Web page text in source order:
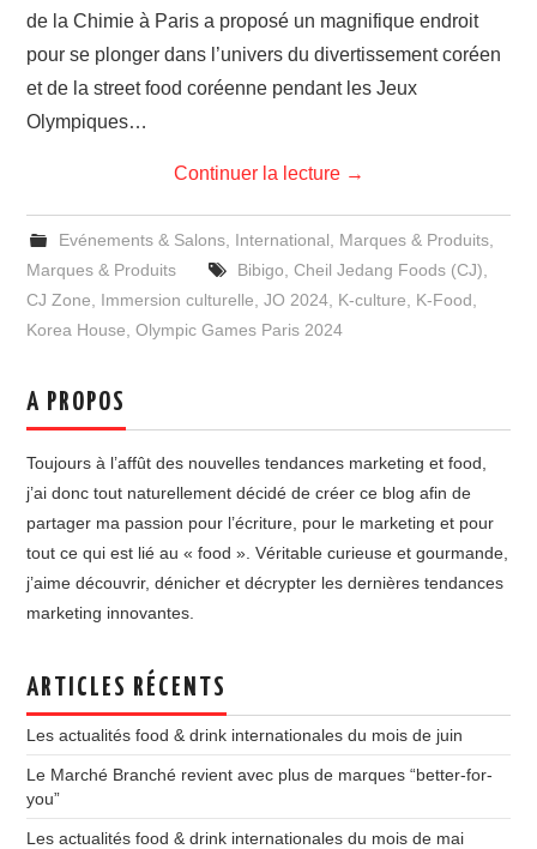
de la Chimie à Paris a proposé un magnifique endroit
pour se plonger dans l’univers du divertissement coréen
et de la street food coréenne pendant les Jeux
Olympiques…
Continuer la lecture →
Evénements & Salons, International Marques & Produits,
Marques & Produits
Bibigo Cheil Jedang Foods (CJ)
CJ Zone
Immersion culturelle ,JO 2024 K-culture K-Food
Korea House ,Olympic Games Paris 2024
A PROPOS
Toujours à l’affût des nouvelles tendances marketing et food,
j’ai donc tout naturellement décidé de créer ce blog afin de
partager ma passion pour l’écriture, pour le marketing et pour
tout ce qui est lié au « food ». Véritable curieuse et gourmande,
j’aime découvrir, dénicher et décrypter les dernières tendances
marketing innovantes.
ARTICLES RÉCENTS
Les actualités food & drink internationales du mois de juin
Le Marché Branché revient avec plus de marques “better-for-
you”
Les actualités food & drink internationales du mois de mai